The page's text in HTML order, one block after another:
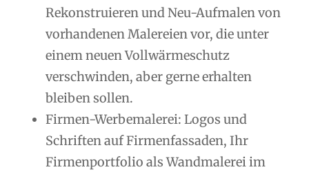
Rekonstruieren und Neu-Aufmalen von
vorhandenen Malereien vor, die unter
einem neuen Vollwärmeschutz
verschwinden, aber gerne erhalten
bleiben sollen.
Firmen-Werbemalerei: Logos und
Schriften auf Firmenfassaden, Ihr
Firmenportfolio als Wandmalerei im